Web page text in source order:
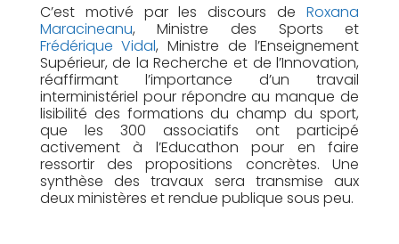
C’est motivé par les discours deRoxana
Maracineanu, Ministre des Sports et
Frédérique Vidal, Ministre de l’Enseignement
Supérieur, de la Recherche et de l’Innovation,
réaffirmant l’importance d’un travail
interministériel pour répondre au manque de
lisibilité des formations du champ du sport,
que les 300 associatifs ont participé
activement à l’Educathon pour en faire
ressortir des propositions concrètes. Une
synthèse des travaux sera transmise aux
deux ministères et rendue publique sous peu.